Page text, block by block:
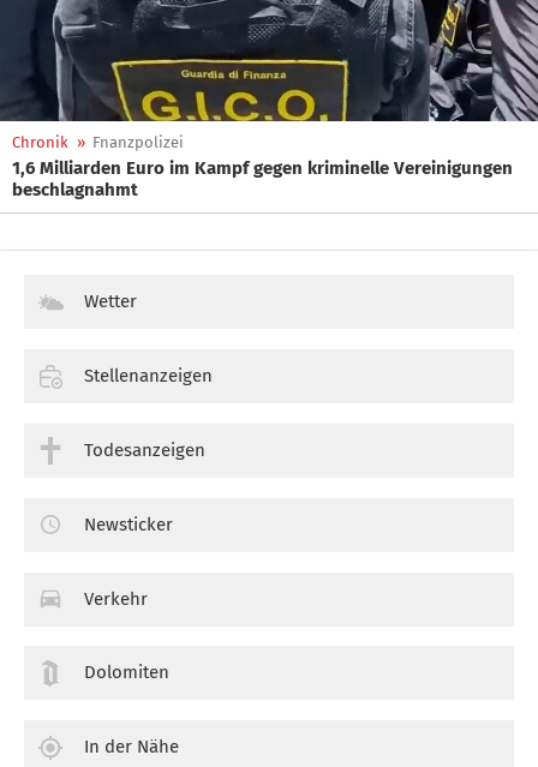
Chronik » Fnanzpolizei
1,6 Milliarden Euro im Kampf gegen kriminelle Vereinigungen
beschlagnahmt
Wetter
Stellenanzeigen
Todesanzeigen
Newsticker
Verkehr
Dolomiten
In der Nähe